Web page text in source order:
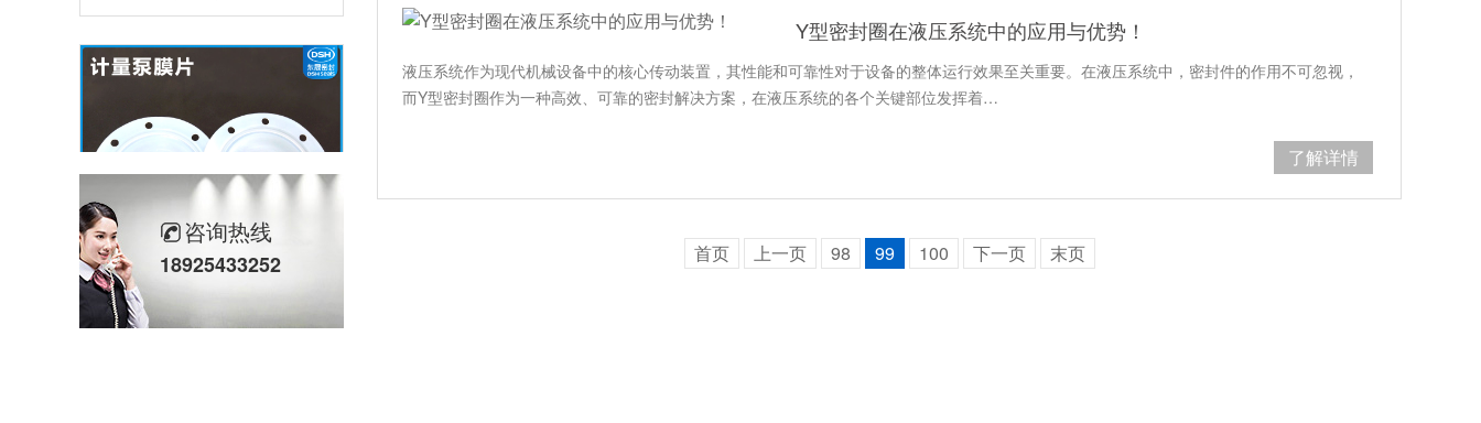
Y型密封圈在液压系统中的应用与优势！
液压系统作为现代机械设备中的核心传动装置，其性能和可靠性对于设备的整体运行效果至关重要。在液压系统中，密封件的作用不可忽视，
而Y型密封圈作为一种高效、可靠的密封解决方案，在液压系统的各个关键部位发挥着…
了解详情
首页 上一页 98 99 100 下一页 末页
计量泵加药泵密封圈隔膜片
咨询热线
18925433252